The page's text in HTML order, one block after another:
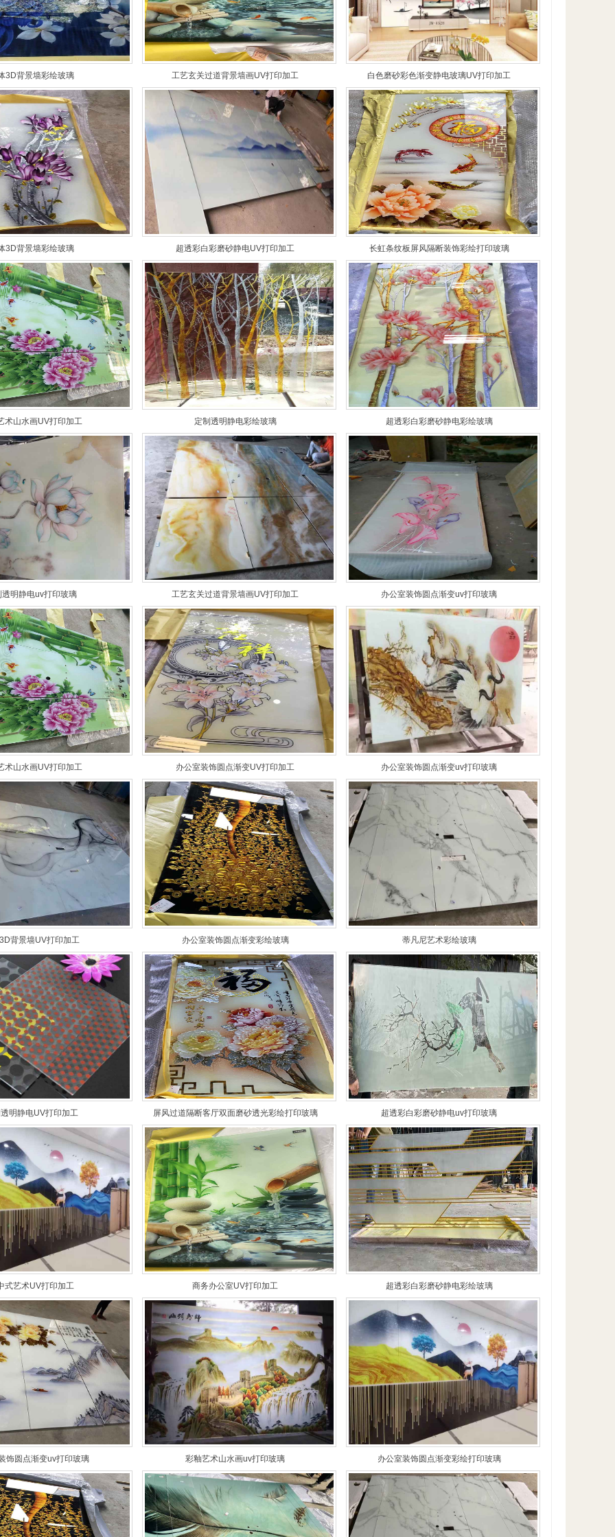
3D背景墙彩绘玻璃 工艺玄关过道背景墙画UV打印加工 白色磨砂彩色渐变静电玻璃UV打印加工
3D背景墙彩绘玻璃 超透彩白彩磨砂静电UV打印加工 长虹条纹板屏风隔断装饰彩绘打印玻璃
术山水画UV打印加工 定制透明静电彩绘玻璃 超透彩白彩磨砂静电彩绘玻璃
透明静电uv打印玻璃 工艺玄关过道背景墙画UV打印加工 办公室装饰圆点渐变uv打印玻璃
术山水画UV打印加工 办公室装饰圆点渐变UV打印加工 办公室装饰圆点渐变uv打印玻璃
背景墙UV打印加工 办公室装饰圆点渐变彩绘玻璃 蒂凡尼艺术彩绘玻璃
明静电UV打印加工 屏风过道隔断客厅双面磨砂透光彩绘打印玻璃 超透彩白彩磨砂静电uv打印玻璃
式艺术UV打印加工 商务办公室UV打印加工 超透彩白彩磨砂静电彩绘玻璃
饰圆点渐变uv打印玻璃 彩釉艺术山水画uv打印玻璃 办公室装饰圆点渐变彩绘打印玻璃